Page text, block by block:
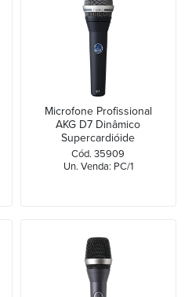
Microfone Profissional
AKG D7 Dinâmico
Supercardióide
Cód. 35909
Un. Venda: PC/1